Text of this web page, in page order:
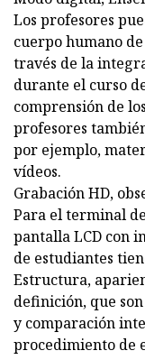
Los profesores
cuerpo humano
través de la
durante el curso
comprensión de
profesores
por ejemplo,
vídeos.
Grabación HD,
Para el terminal
pantalla LCD con
de estudiantes
Estructura,
definición, que
y comparación
procedimiento de